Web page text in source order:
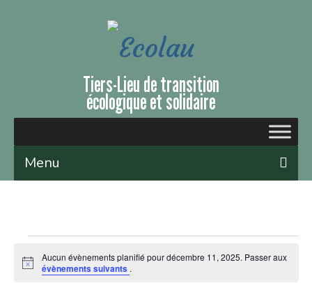
Tiers-Lieu de transition
écologique et solidaire
Menu
Évènements et ateliers
Notice
Aucun évènements planifié pour décembre 11, 2025. Passer aux
évènements suivants .